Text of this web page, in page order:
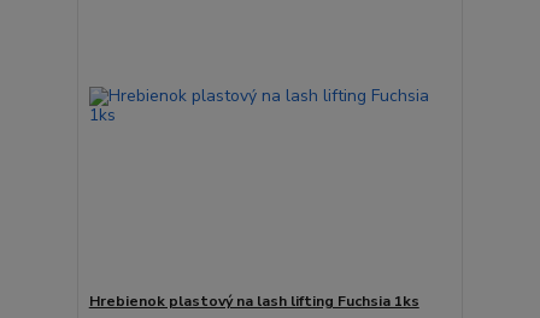
Hrebienok plastový na lash lifting Fuchsia 1ks